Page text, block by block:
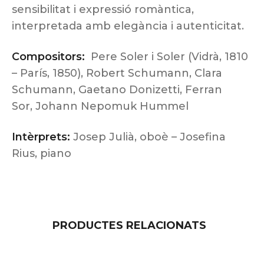
sensibilitat i expressió romàntica,
interpretada amb elegància i autenticitat.
Compositors: Pere Soler i Soler (Vidrà, 1810
– París, 1850), Robert Schumann, Clara
Schumann, Gaetano Donizetti, Ferran
Sor, Johann Nepomuk Hummel
Intèrprets: Josep Julià, oboè – Josefina
Rius, piano
PRODUCTES RELACIONATS